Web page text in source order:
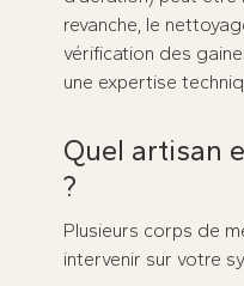
revanche, le
vérification des
une expertise
Quel artisan
?
Plusieurs corps de
intervenir sur votre